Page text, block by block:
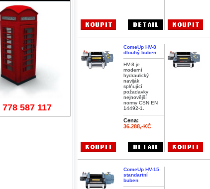
587 117
ComeUp HV-8
dlouhý buben
HV-8 je
moderní
hydraulický
naviják
splńující
požadavky
nejnovější
normy CSN EN
14492-1.
Cena:
36.288,-KČ
ComeUp HV-15
standartní
buben